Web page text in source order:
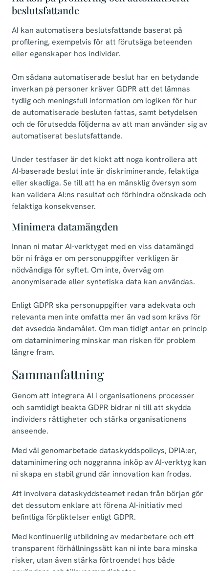
beslutsfattande
AI kan automatisera beslutsfattande baserat på
profilering, exempelvis för att förutsäga beteenden
eller egenskaper hos individer.
Om sådana automatiserade beslut har en betydande
inverkan på personer kräver GDPR att det lämnas
tydlig och meningsfull information om logiken för hur
de automatiserade besluten fattas, samt betydelsen
och de förutsedda följderna av att man använder sig av
automatiserat beslutsfattande.
Under testfaser är det klokt att noga kontrollera att
AI-baserade beslut inte är diskriminerande, felaktiga
eller skadliga. Se till att ha en mänsklig översyn som
kan validera AI:ns resultat och förhindra oönskade och
felaktiga konsekvenser.
Minimera datamängden
Innan ni matar AI-verktyget med en viss datamängd
bör ni fråga er om personuppgifter verkligen är
nödvändiga för syftet. Om inte, överväg om
anonymiserade eller syntetiska data kan användas.
Enligt GDPR ska personuppgifter vara adekvata och
relevanta men inte omfatta mer än vad som krävs för
det avsedda ändamålet. Om man tidigt antar en princip
om dataminimering minskar man risken för problem
längre fram.
Sammanfattning
Genom att integrera AI i organisationens processer
och samtidigt beakta GDPR bidrar ni till att skydda
individers rättigheter och stärka organisationens
anseende.
Med väl genomarbetade dataskyddspolicys, DPIA:er,
dataminimering och noggranna inköp av AI-verktyg kan
ni skapa en stabil grund där innovation kan frodas.
Att involvera dataskyddsteamet redan från början gör
det dessutom enklare att förena AI-initiativ med
befintliga förpliktelser enligt GDPR.
Med kontinuerlig utbildning av medarbetare och ett
transparent förhållningssätt kan ni inte bara minska
risker, utan även stärka förtroendet hos både